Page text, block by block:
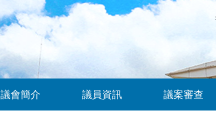
議會簡介 議員資訊 議案審查